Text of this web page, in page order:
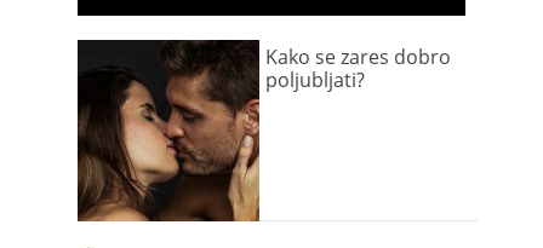
Kako se zares dobro
poljubljati?